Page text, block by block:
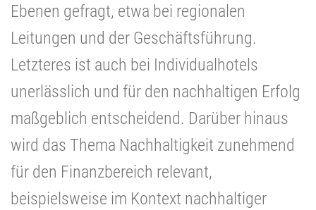
Ebenen gefragt, etwa bei regionalen
Leitungen und der Geschäftsführung.
Letzteres ist auch bei Individualhotels
unerlässlich und für den nachhaltigen Erfolg
maßgeblich entscheidend. Darüber hinaus
wird das Thema Nachhaltigkeit zunehmend
für den Finanzbereich relevant,
beispielsweise im Kontext nachhaltiger